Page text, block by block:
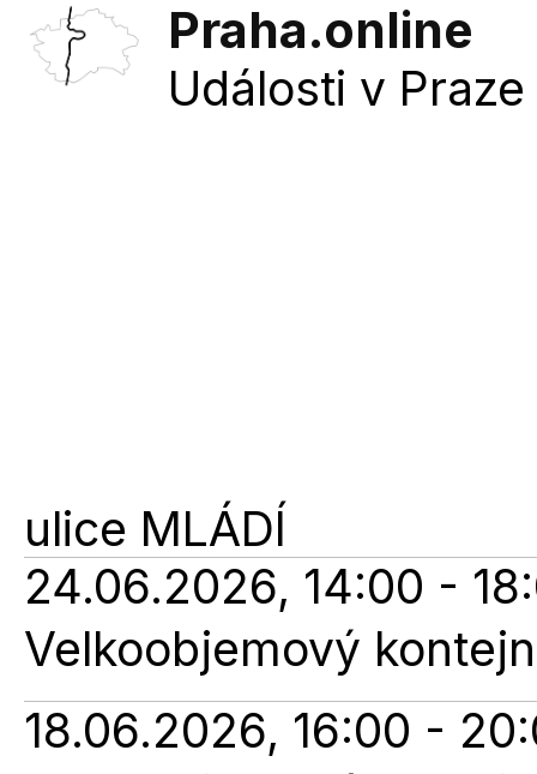
Praha.online
Události v
ulice MLÁDÍ
24.06.2026, 14:00 -
Velkoobjemový
18.06.2026, 16:00 -